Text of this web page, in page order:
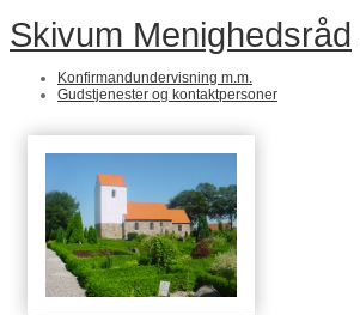
Skivum Menighedsråd
Konfirmandundervisning m.m.
Gudstjenester og kontaktpersoner